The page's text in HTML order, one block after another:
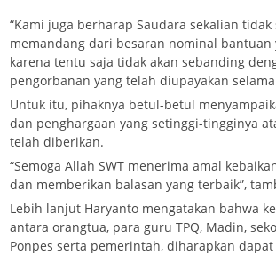
“Kami juga berharap Saudara sekalian tidak
memandang dari besaran nominal bantuan
karena tentu saja tidak akan sebanding
pengorbanan yang telah diupayakan
Untuk itu, pihaknya betul-betul
dan penghargaan yang setinggi-tingginya
telah diberikan.
“Semoga Allah SWT menerima amal
dan memberikan balasan yang terbaik”,
Lebih lanjut Haryanto mengatakan bahwa
antara orangtua, para guru TPQ, Madin,
Ponpes serta pemerintah, diharapkan